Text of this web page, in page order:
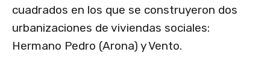
cuadrados en los que se construyeron dos
urbanizaciones de viviendas sociales:
Hermano Pedro (Arona) y Vento.